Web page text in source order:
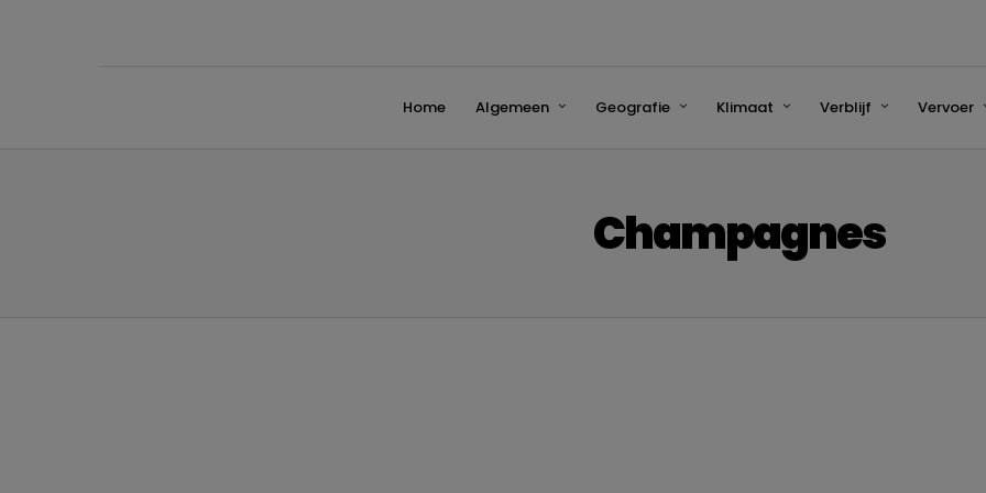
Home Algemeen Geografie Klimaat Verblijf Vervoer
Champagnes